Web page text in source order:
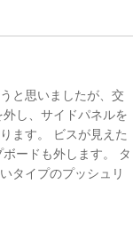
と思いましたが、交
し、サイドパネルを
ます。 ビスが見えた
ードも外します。 タ
タイプのプッシュリ